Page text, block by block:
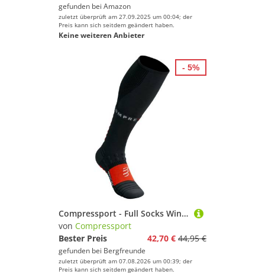
gefunden bei Amazon
zuletzt überprüft am 27.09.2025 um 00:04; der
Preis kann sich seitdem geändert haben.
Keine weiteren Anbieter
Compressport - Full Socks Winter Run - Kompressionssocken Gr T4 - EU: 45-48 schwarz
von Compressport
Bester Preis
42,70 € 44,95 €
gefunden bei Bergfreunde
zuletzt überprüft am 07.08.2026 um 00:39; der
Preis kann sich seitdem geändert haben.
- 5%